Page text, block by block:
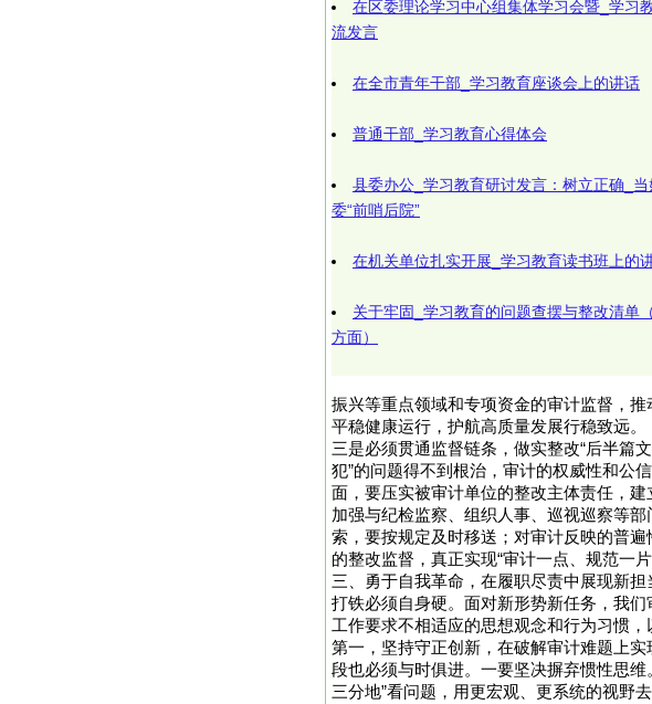
在区委理论学习中心组集体学习会暨_学习
流发言
在全市青年干部_学习教育座谈会上的讲话
普通干部_学习教育心得体会
县委办公_学习教育研讨发言：树立正确_当
委“前哨后院”
在机关单位扎实开展_学习教育读书班上的
关于牢固_学习教育的问题查摆与整改清单
方面）
振兴等重点领域和专项资金的审计监督，
平稳健康运行，护航高质量发展行稳致远。
三是必须贯通监督链条，做实整改“后半篇
犯”的问题得不到根治，审计的权威性和公
面，要压实被审计单位的整改主体责任，
加强与纪检监察、组织人事、巡视巡察等
索，要按规定及时移送；对审计反映的普
的整改监督，真正实现“审计一点、规范一
三、勇于自我革命，在履职尽责中展现新担
打铁必须自身硬。面对新形势新任务，我
工作要求不相适应的思想观念和行为习惯
第一，坚持守正创新，在破解审计难题上
段也必须与时俱进。一要坚决摒弃惯性思
三分地”看问题，用更宏观、更系统的视野